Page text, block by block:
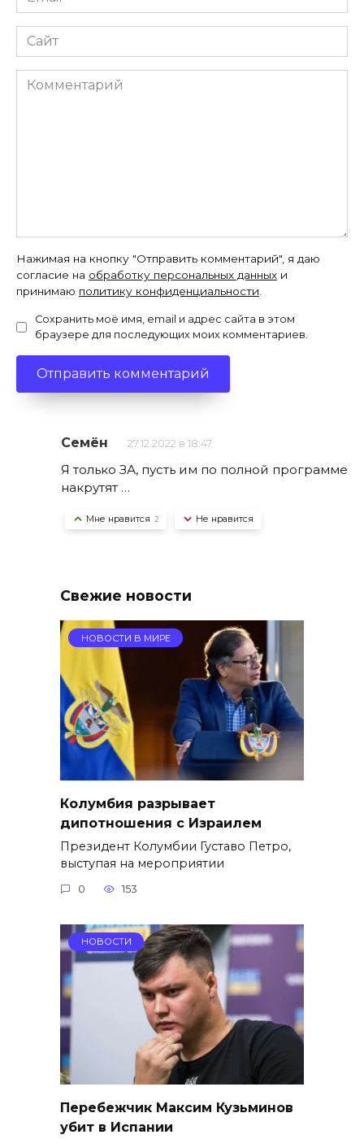
*
Сайт
Комментарий
Нажимая на кнопку "Отправить комментарий", я даю
согласие на обработку персональных данных и
принимаю политику конфиденциальности.
Сохранить моё имя, email и адрес сайта в этом
браузере для последующих моих комментариев.
Семён 27.12.2022 в 18:47
Я только ЗА, пусть им по полной программе
накрутят …
Мне нравится 2 Не нравится
Свежие новости
НОВОСТИ В МИРЕ
Колумбия разрывает
дипотношения с Израилем
Президент Колумбии Густаво Петро,
выступая на мероприятии
0 153
НОВОСТИ
Перебежчик Максим Кузьминов
убит в Испании